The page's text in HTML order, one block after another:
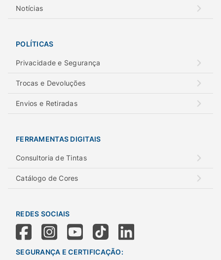
Notícias
POLÍTICAS
Privacidade e Segurança
Trocas e Devoluções
Envios e Retiradas
FERRAMENTAS DIGITAIS
Consultoria de Tintas
Catálogo de Cores
REDES SOCIAIS
SEGURANÇA E CERTIFICAÇÃO: